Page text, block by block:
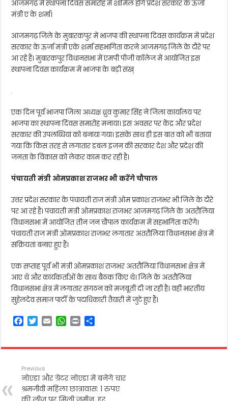
आजमगढ़ में स्थापना दिवस समारोह में शामिल होंगे प्रदेश सरकार के ऊर्जा
मंत्री ए के शर्मा।
आजमगढ़ जिले के मुबारकपुर में भाजपा की स्थापना दिवस कार्यक्रम में प्रदेश
सरकार के ऊर्जा मंत्री एके शर्मा सहभागिता करने आजमगढ़ जिले के दौरे पर
आ रहे हैं। मुबारकपुर विधानसभा में एमपी पीजी कॉलेज में आयोजित इस
स्थापना दिवस कार्यक्रम में भाजपा के बड़ी संख्
.
एक दिन पूर्व भाजपा जिला अध्यक्ष ध्रुव कुमार सिंह ने जिला कार्यालय पर
भाजपा का स्थापना दिवस समारोह मनाया। इस अवसर पर केंद्र और प्रदेश
सरकार की उपलब्धियां को बनाया गया। इसके साथ ही इस बात को भी बताया
गया कि किस तरह से लगातार डबल इंजन की सरकार देश और प्रदेश की
जनता के विकास को लेकर काम कर रही है।
पंचायतीमंत्री ओमप्रकाशराजभरभीकरेंगेचौपाल
उत्तर प्रदेश सरकार के पंचायती राज मंत्री ओम प्रकाश राजभर भी जिले के दौरे
पर आ रहे हैं। पंचायती मंत्री ओमप्रकाश राजभर आजमगढ़ जिले के अतरौलिया
विधानसभा में आयोजित तीन जन चौपाल कार्यक्रम में सहभागिता करेंगे।
पंचायती राज मंत्री ओमप्रकाश राजभर लगातार अतरौलिया विधानसभा क्षेत्र में
सक्रियता बनाए हुए हैं।
एक सप्ताह पूर्व भी मंत्री ओमप्रकाश राजभर अतरौलिया विधानसभा क्षेत्र में
आए थे और कार्यकर्ताओं के साथ बैठक किए थे। जिले के अतरौलिया
विधानसभा क्षेत्र में लगातार संगठन को मजबूती दी जा रही है। वहीं भारतीय
सुहेलदेव समाज पार्टी के पदाधिकारी तैयारी में जुटे हुए हैं।
F
e
o
o
k
T
t
e
r
E
i
W
t
p
p
P
n
r
Previous
नोएडा और ग्रेटर नोएडा में बनेंगे चार
श्रमजीवी महिला छात्रावास: 1 रुपए